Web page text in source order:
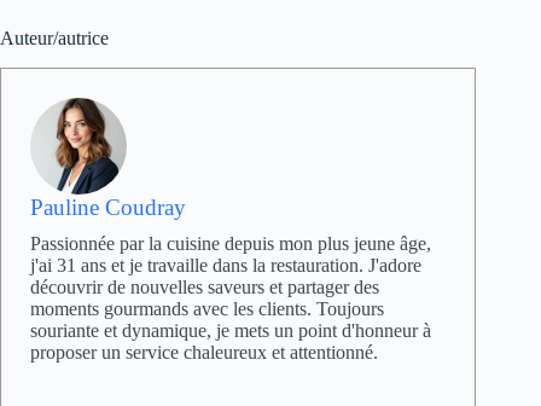
Auteur/autrice
Pauline Coudray
Passionnée par la cuisine depuis mon plus jeune âge,
j'ai 31 ans et je travaille dans la restauration. J'adore
découvrir de nouvelles saveurs et partager des
moments gourmands avec les clients. Toujours
souriante et dynamique, je mets un point d'honneur à
proposer un service chaleureux et attentionné.